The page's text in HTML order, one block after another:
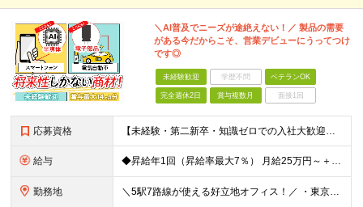
＼AI普及でニーズが途絶えない！／ 製品の需要
がある今だからこそ、営業デビューにうってつけ
です◎
未経験歓迎 学歴不問 ベテランOK
完全週休2日 賞与複数月 面接1回
応募資格 【未経験・第二新卒・知識ゼロでの入社大歓迎！】 ★高卒以上／若手層が多数活躍中！ ＼こんな方を歓迎します／ □「立ち仕事や不規則なシフトから卒業したい」 □ 営業の経験も、理系・電気の知識も全くなし
給与 ◆昇給年1回（昇給率最大7％） 月給25万円～＋賞与年2回（昨年度4ヶ月分支給） ※前職の給与・経験・能力を考慮の上、決定いたします。 ※試用期間3ヶ月（期間中の条件変更なし）
勤務地 ＼5駅7路線が使える好立地オフィス！／ ・東京メトロ銀座線「末広町駅」「上野広小路駅」より徒歩約3分 ・JR各線「御徒町駅」より徒歩約4〜6分 ・都営大江戸線「上野御徒町駅」、日比谷線「仲御徒町駅」な